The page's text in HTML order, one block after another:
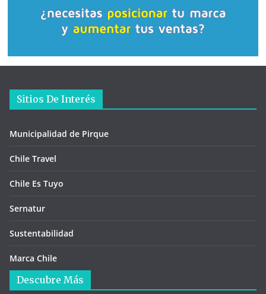
Sitios De Interés
Municipalidad de Pirque
Chile Travel
Chile Es Tuyo
Sernatur
Sustentabilidad
Marca Chile
Descubre Más